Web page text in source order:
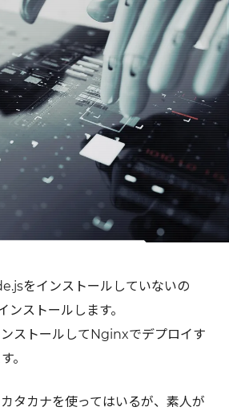
をインストールしていないの
ストールします。
ストールしてNginxでデプロイす
。
カタカナを使ってはいるが、素人が